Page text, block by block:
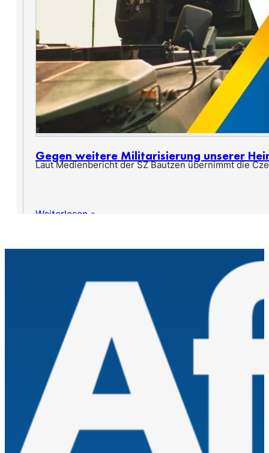
Gegen weitere Militarisierung unserer
Laut Medienbericht der SZ Bautzen übernimmt die
Weiterlesen »